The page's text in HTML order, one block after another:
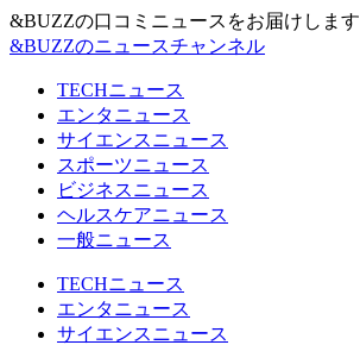
&BUZZの口コミニュースをお届けします
&BUZZのニュースチャンネル
TECHニュース
エンタニュース
サイエンスニュース
スポーツニュース
ビジネスニュース
ヘルスケアニュース
一般ニュース
TECHニュース
エンタニュース
サイエンスニュース